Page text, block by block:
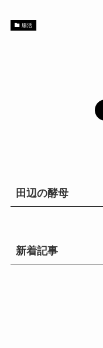
腸活
田辺の酵母
新着記事